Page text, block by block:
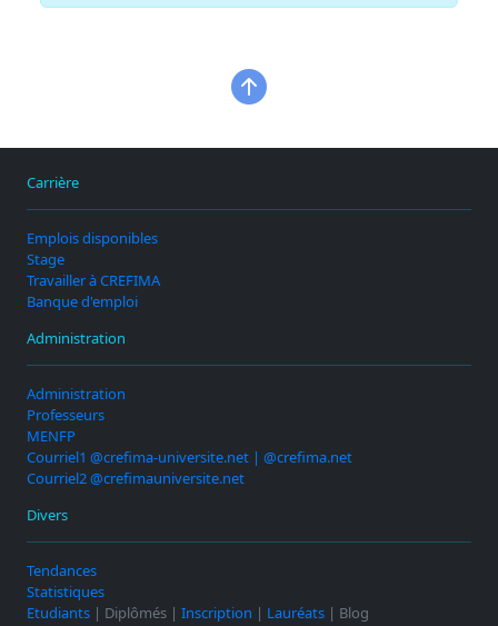
Carrière
Emplois disponibles
Stage
Travailler à CREFIMA
Banque d'emploi
Administration
Administration
Professeurs
MENFP
Courriel1 @crefima-universite.net | @crefima.net
Courriel2 @crefimauniversite.net
Divers
Tendances
Statistiques
Etudiants | Diplômés | Inscription | Lauréats | Blog